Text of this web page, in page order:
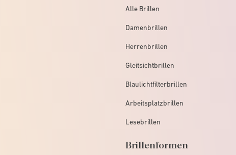
Alle Brillen
Damenbrillen
Herrenbrillen
Gleitsichtbrillen
Blaulichtfilterbrillen
Arbeitsplatzbrillen
Lesebrillen
Brillenformen